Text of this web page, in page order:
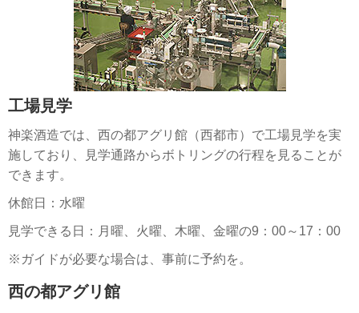
工場見学
神楽酒造では、西の都アグリ館（西都市）で工場見学を実
施しており、見学通路からボトリングの行程を見ることが
できます。
休館日：水曜
見学できる日：月曜、火曜、木曜、金曜の9：00～17：00
※ガイドが必要な場合は、事前に予約を。
西の都アグリ館